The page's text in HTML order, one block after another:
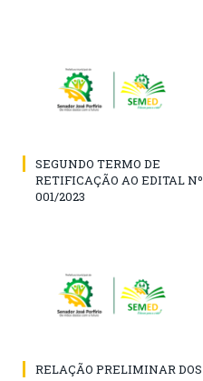
SEGUNDO TERMO DE
RETIFICAÇÃO AO EDITAL Nº
001/2023
RELAÇÃO PRELIMINAR DOS